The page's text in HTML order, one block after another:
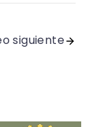
siguiente